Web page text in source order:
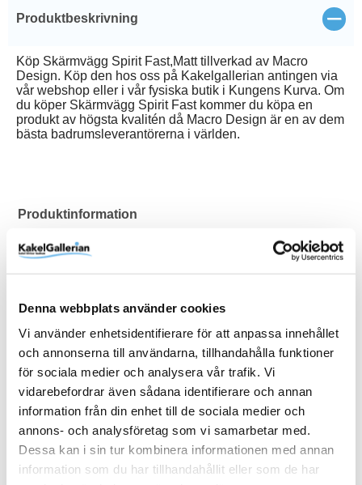
Denna webbplats använder cookies
Vi använder enhetsidentifierare för att anpassa innehållet
och annonserna till användarna, tillhandahålla funktioner
för sociala medier och analysera vår trafik. Vi
vidarebefordrar även sådana identifierare och annan
information från din enhet till de sociala medier och
annons- och analysföretag som vi samarbetar med.
Dessa kan i sin tur kombinera informationen med annan
information som du har tillhandahållit eller som de har
Produktbeskrivning Stäng
Köp Skärmvägg Spirit Fast,Matt tillverkad av Macro
Design. Köp den hos oss på Kakelgallerian antingen via
vår webshop eller i vår fysiska butik i Kungens Kurva. Om
du köper Skärmvägg Spirit Fast kommer du köpa en
produkt av högsta kvalitén då Macro Design är en av dem
bästa badrumsleverantörerna i världen.
Produktinformation
Art.Nr
EAN
7332512102136
Färg
Matt
Glastyp Ice
Höjd (mm) 1970 mm
RSK 7376867
Serie Spirit
Varumärke Macro Design
Visa fler(6 mer)
SKU / artikelnummer: DSVV87NIC-MD
Relaterade kategorier